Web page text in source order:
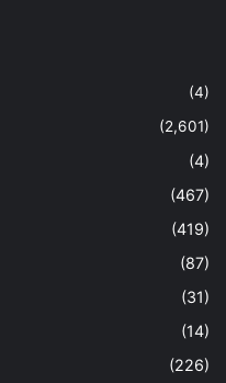
(4)
(2,601)
(4)
(467)
(419)
(87)
(31)
(14)
(226)